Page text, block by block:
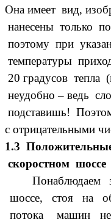
Она имеет вид,
нанесены только
поэтому при
температуры
20 градусов
неудобно – ведь
подставишь!
с отрицательными
1.3
скоростном шоссе
Понаблюдаем
шоссе, стоя на
потока машин